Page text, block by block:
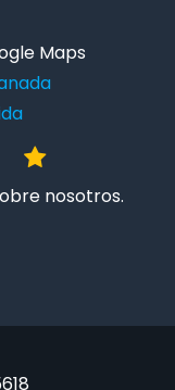
Maps
nosotros.